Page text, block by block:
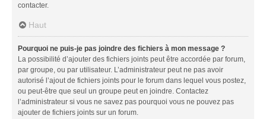
contacter.
Haut
Pourquoi ne puis-je pas joindre des fichiers à mon message ?
La possibilité d’ajouter des fichiers joints peut être accordée par forum,
par groupe, ou par utilisateur. L’administrateur peut ne pas avoir
autorisé l’ajout de fichiers joints pour le forum dans lequel vous postez,
ou peut-être que seul un groupe peut en joindre. Contactez
l’administrateur si vous ne savez pas pourquoi vous ne pouvez pas
ajouter de fichiers joints sur un forum.